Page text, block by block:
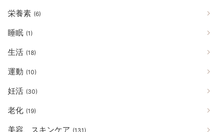
栄養素 (6)
睡眠 (1)
生活 (18)
運動 (10)
妊活 (30)
老化 (19)
美容、スキンケア (131)